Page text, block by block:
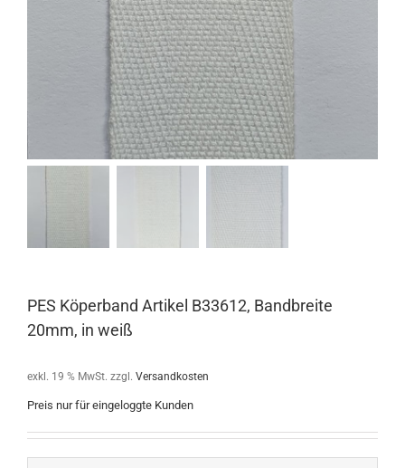
PES Köperband Artikel B33612, Bandbreite
20mm, in weiß
exkl. 19 % MwSt. zzgl. Versandkosten
Preis nur für eingeloggte Kunden